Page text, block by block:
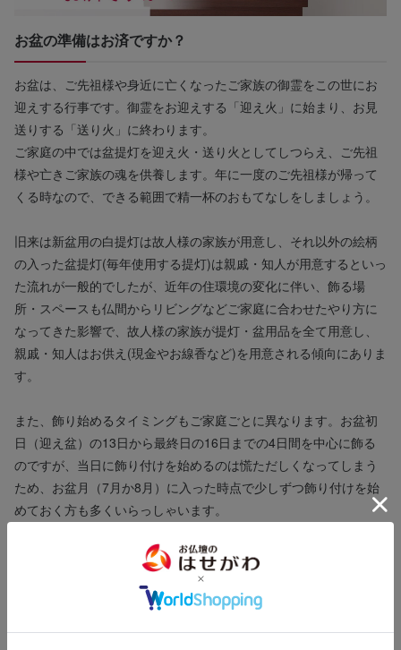
お盆の準備はお済ですか？
お盆は、ご先祖様や身近に亡くなったご家族の御霊をこの世にお
迎えする行事です。御霊をお迎えする「迎え火」に始まり、お見
送りする「送り火」に終わります。
ご家庭の中では盆提灯を迎え火・送り火としてしつらえ、ご先祖
様や亡きご家族の魂を供養します。年に一度のご先祖様が帰って
くる時なので、できる範囲で精一杯のおもてなしをしましょう。
旧来は新盆用の白提灯は故人様の家族が用意し、それ以外の絵柄
の入った盆提灯(毎年使用する提灯)は親戚・知人が用意するといっ
た流れが一般的でしたが、近年の住環境の変化に伴い、飾る場
所・スペースも仏間からリビングなどご家庭に合わせたやり方に
なってきた影響で、故人様の家族が提灯・盆用品を全て用意し、
親戚・知人はお供え(現金やお線香など)を用意される傾向にありま
す。
また、飾り始めるタイミングもご家庭ごとに異なります。お盆初
日（迎え盆）の13日から最終日の16日までの4日間を中心に飾る
のですが、当日に飾り付けを始めるのは慌ただしくなってしまう
ため、お盆月（7月か8月）に入った時点で少しずつ飾り付けを始
めておく方も多くいらっしゃいます。
はせがわはお盆のご供養に関しても、様々なご要望に寄り添いお
こちらからご確認ください。